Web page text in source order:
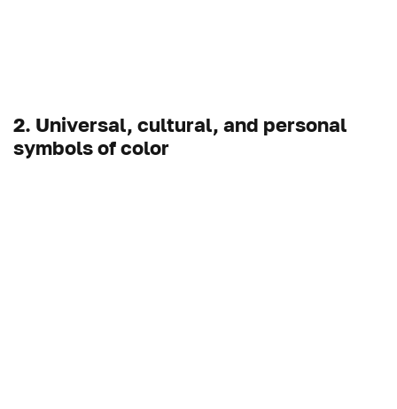
2. Universal, cultural, and personal
symbols of color